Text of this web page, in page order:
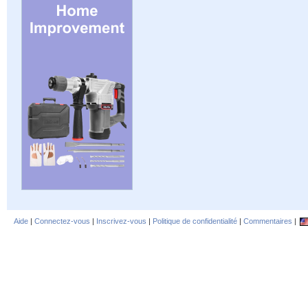
Aide | Connectez-vous | Inscrivez-vous | Politique de confidentialité | Commentaires |